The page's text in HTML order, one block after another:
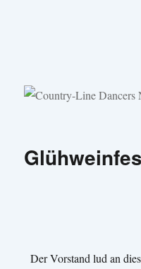
Country-Line
Der Vorstand lud an